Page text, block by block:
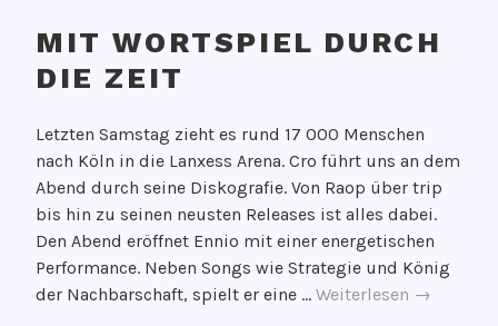
MIT WORTSPIEL DURCH
DIE ZEIT
e
r
ö
f
f
e
n
Letzten Samstag zieht es rund 17 000 Menschen
nach Köln in die Lanxess Arena. Cro führt uns an dem
Abend durch seine Diskografie. Von Raop über trip
bis hin zu seinen neusten Releases ist alles dabei.
Den Abend eröffnet Ennio mit einer energetischen
Performance. Neben Songs wie Strategie und König
der Nachbarschaft, spielt er eine … Weiterlesen Mit
→